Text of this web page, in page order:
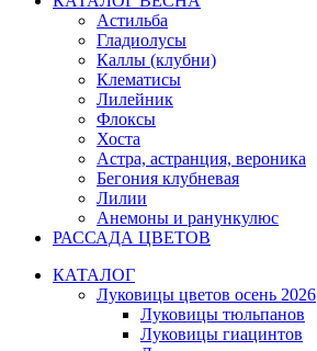
Астильба
Гладиолусы
Каллы (клубни)
Клематисы
Лилейник
Флоксы
Хоста
Астра, астранция, вероника
Бегония клубневая
Лилии
Анемоны и ранункулюс
РАССАДА ЦВЕТОВ
КАТАЛОГ
Луковицы цветов осень 2026
Луковицы тюльпанов
Луковицы гиацинтов